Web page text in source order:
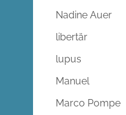
Nadine Auer
libertär
lupus
Manuel
Marco Pompe